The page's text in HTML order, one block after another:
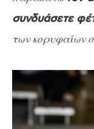
συνδυάσετε
των κορυφαίων